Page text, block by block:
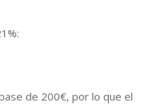
de 200€, por lo que el